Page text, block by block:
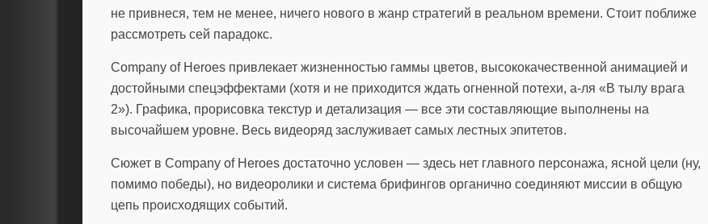
не привнеся, тем не менее, ничего нового в жанр стратегий в реальном времени. Стоит поближе
рассмотреть сей парадокс.
Company of Heroes привлекает жизненностью гаммы цветов, высококачественной анимацией и
достойными спецэффектами (хотя и не приходится ждать огненной потехи, а-ля «В тылу врага
2»). Графика, прорисовка текстур и детализация — все эти составляющие выполнены на
высочайшем уровне. Весь видеоряд заслуживает самых лестных эпитетов.
Сюжет в Company of Heroes достаточно условен — здесь нет главного персонажа, ясной цели (ну,
помимо победы), но видеоролики и система брифингов органично соединяют миссии в общую
цепь происходящих событий.